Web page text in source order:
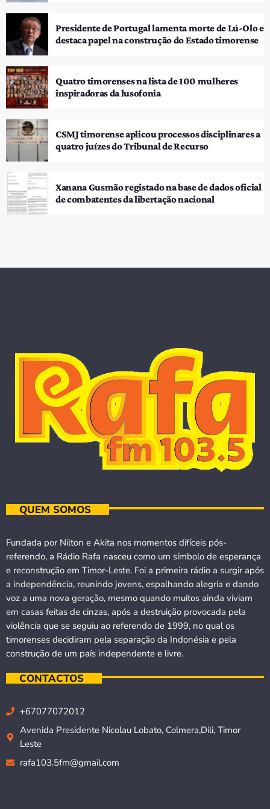
Presidente de Portugal lamenta morte de Lú-Olo e
destaca papel na construção do Estado timorense
Quatro timorenses na lista de 100 mulheres
inspiradoras da lusofonia
CSMJ timorense aplicou processos disciplinares a
quatro juízes do Tribunal de Recurso
Xanana Gusmão registado na base de dados oficial
de combatentes da libertação nacional
QUEM SOMOS
Fundada por Nilton e Akita nos momentos difíceis pós-
referendo, a Rádio Rafa nasceu como um símbolo de esperança
e reconstrução em Timor-Leste. Foi a primeira rádio a surgir após
a independência, reunindo jovens, espalhando alegria e dando
voz a uma nova geração, mesmo quando muitos ainda viviam
em casas feitas de cinzas, após a destruição provocada pela
violência que se seguiu ao referendo de 1999, no qual os
timorenses decidiram pela separação da Indonésia e pela
construção de um país independente e livre.
CONTACTOS
+67077072012
Avenida Presidente Nicolau Lobato, Colmera,Dili, Timor
Leste
rafa103.5fm@gmail.com